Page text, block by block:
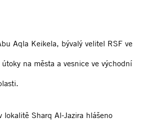
Aqla Keikela, bývalý velitel RSF ve
na města a vesnice ve východní
lokalitě Sharq Al-Jazira hlášeno